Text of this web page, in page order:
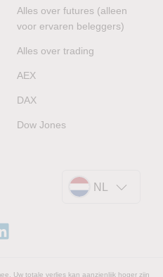
Alles over futures (alleen
voor ervaren beleggers)
Alles over trading
AEX
DAX
Dow Jones
NL
Uw totale verlies kan aanzienlijk hoger zijn